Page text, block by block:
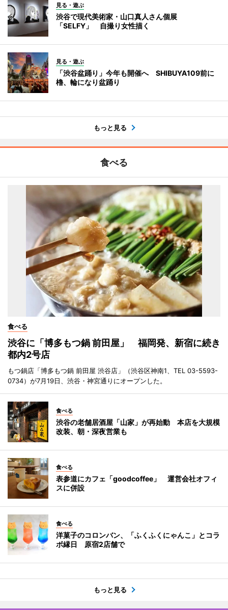
見る・遊ぶ
渋谷で現代美術家・山口真人さん個展
「SELFY」 自撮り女性描く
見る・遊ぶ
「渋谷盆踊り」今年も開催へ SHIBUYA109前に
櫓、輪になり盆踊り
もっと見る
食べる
食べる
渋谷に「博多もつ鍋 前田屋」 福岡発、新宿に続き
都内2号店
もつ鍋店「博多もつ鍋 前田屋 渋谷店」（渋谷区神南1、TEL 03-5593-
0734）が7月19日、渋谷・神宮通りにオープンした。
食べる
渋谷の老舗居酒屋「山家」が再始動 本店を大規模
改装、朝・深夜営業も
食べる
表参道にカフェ「goodcoffee」 運営会社オフィ
スに併設
食べる
洋菓子のコロンバン、「ふくふくにゃんこ」とコラ
ボ縁日 原宿2店舗で
もっと見る